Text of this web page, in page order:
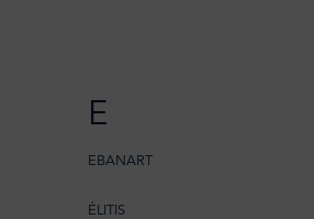
E
EBANART
ÉLITIS